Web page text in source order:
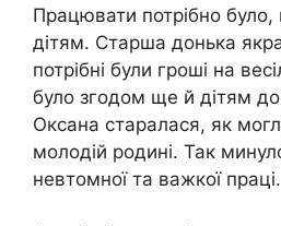
Працювати потрібно
дітям. Старша донька
потрібні були гроші на
було згодом ще й дітям
Оксана старалася, як
молодій родині. Так
невтомної та важкої праці.